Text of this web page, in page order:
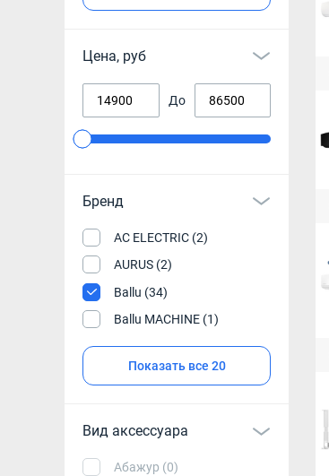
Цена, руб
До
Бренд
AC ELECTRIC (2)
AURUS (2)
Ballu (34)
Ballu MACHINE (1)
Показать все 20
Вид аксессуара
Абажур (0)